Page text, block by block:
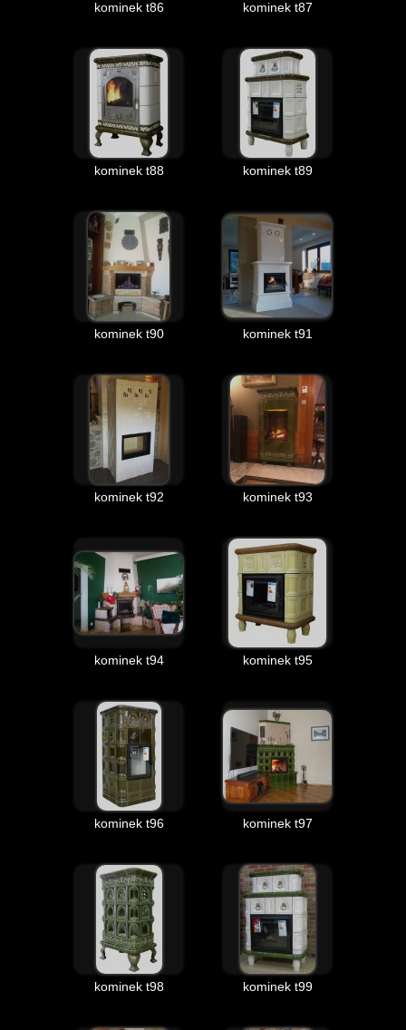
kominek t86 kominek t87
kominek t88 kominek t89
kominek t90 kominek t91
kominek t92 kominek t93
kominek t94 kominek t95
kominek t96 kominek t97
kominek t98 kominek t99